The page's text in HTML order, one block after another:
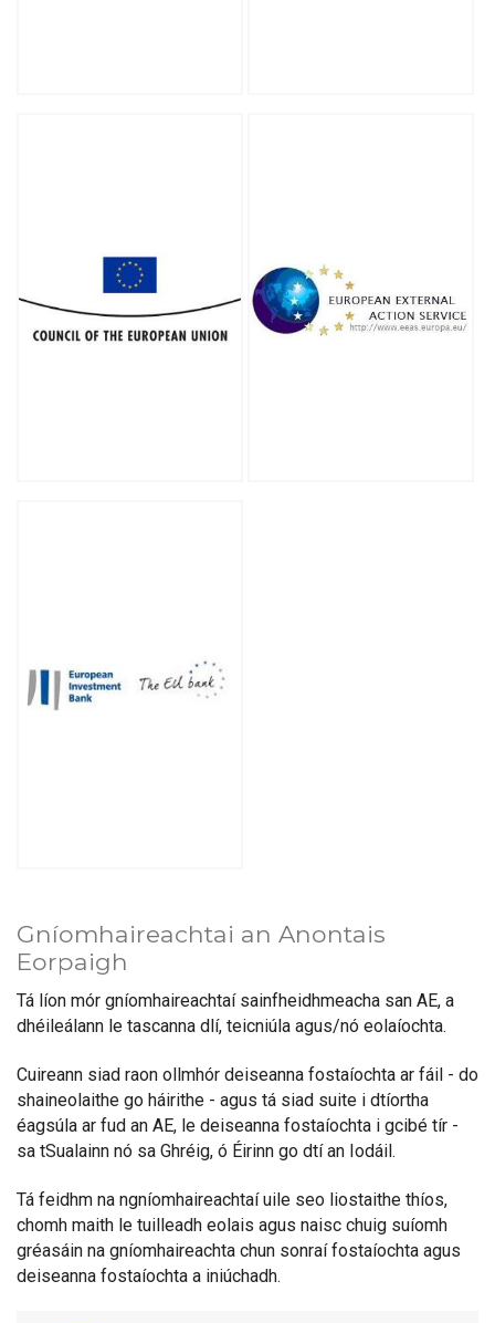
Gníomhaireachtai an Anontais
Eorpaigh
Tá líon mór gníomhaireachtaí sainfheidhmeacha san AE, a
dhéileálann le tascanna dlí, teicniúla agus/nó eolaíochta.
Cuireann siad raon ollmhór deiseanna fostaíochta ar fáil - do
shaineolaithe go háirithe - agus tá siad suite i dtíortha
éagsúla ar fud an AE, le deiseanna fostaíochta i gcibé tír -
sa tSualainn nó sa Ghréig, ó Éirinn go dtí an Iodáil.
Tá feidhm na ngníomhaireachtaí uile seo liostaithe thíos,
chomh maith le tuilleadh eolais agus naisc chuig suíomh
gréasáin na gníomhaireachta chun sonraí fostaíochta agus
deiseanna fostaíochta a iniúchadh.